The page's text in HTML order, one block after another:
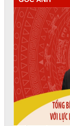
mềm
điện